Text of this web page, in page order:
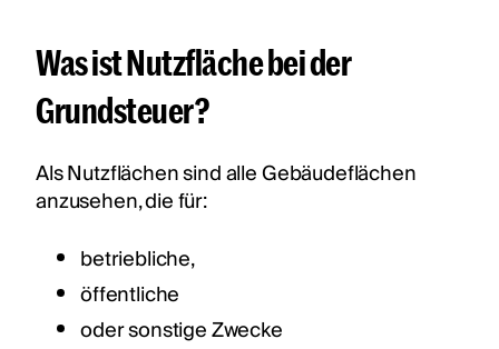
Was ist Nutzfläche bei der
Grundsteuer?
Als Nutzflächen sind alle Gebäudeflächen
anzusehen, die für:
betriebliche,
öffentliche
oder sonstige Zwecke